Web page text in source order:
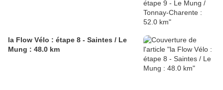
la Flow Vélo : étape 8 - Saintes / Le
Mung : 48.0 km